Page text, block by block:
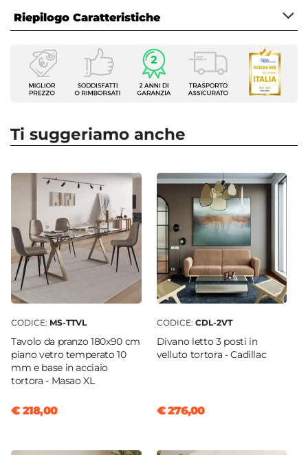
Riepilogo Caratteristiche
Caratteristiche
Tipologia
Set di sedie
Numero Elementi
Dimensioni
55 x 55 cm
Altezza
84 cm
Altezza Seduta
47,5 cm
Altezza Braccioli
Metallo
Materiale Seduta
Velluto
Portata Massima
Ti suggeriamo anche
CODICE: MS-TTVL
Tavolo da pranzo 180x90 cm
piano vetro temperato 10
mm e base in acciaio
tortora - Masao XL
€ 218,00
CODICE: CDL-2VT
Divano letto 3 posti in
velluto tortora - Cadillac
€ 276,00